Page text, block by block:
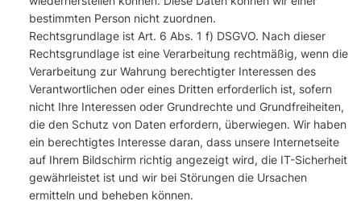
bestimmten Person nicht zuordnen.
Rechtsgrundlage ist Art. 6 Abs. 1 f) DSGVO. Nach dieser
Rechtsgrundlage ist eine Verarbeitung rechtmäßig, wenn die
Verarbeitung zur Wahrung berechtigter Interessen des
Verantwortlichen oder eines Dritten erforderlich ist, sofern
nicht Ihre Interessen oder Grundrechte und Grundfreiheiten,
die den Schutz von Daten erfordern, überwiegen. Wir haben
ein berechtigtes Interesse daran, dass unsere Internetseite
auf Ihrem Bildschirm richtig angezeigt wird, die IT-Sicherheit
gewährleistet ist und wir bei Störungen die Ursachen
ermitteln und beheben können.